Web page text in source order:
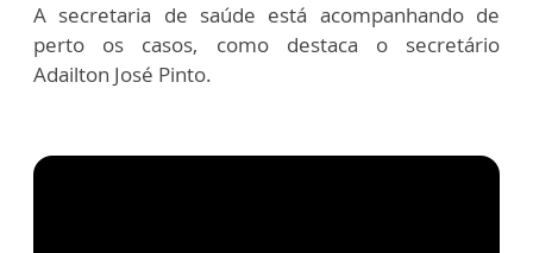
A secretaria de saúde está acompanhando de
perto os casos, como destaca o secretário
Adailton José Pinto.